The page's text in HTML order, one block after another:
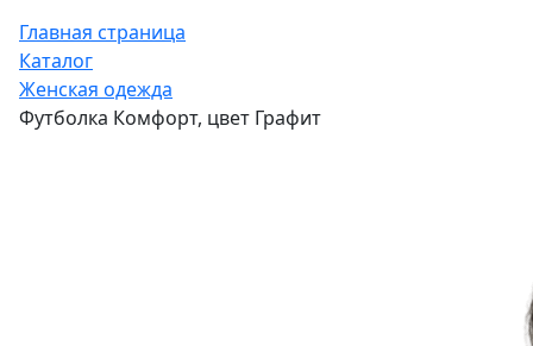
Главная страница
Каталог
Женская одежда
Футболка Комфорт, цвет Графит